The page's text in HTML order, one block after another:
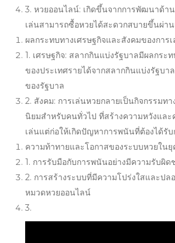
3. หวยออนไลน์: เกิดขึ้นจากการพัฒนาด้า
เล่นสามารถซื้อหวยได้สะดวกสบายขึ้นผ่า
ผลกระทบทางเศรษฐกิจและสังคมของการ
1. เศรษฐกิจ: สลากกินแบ่งรัฐบาลมีผลกระ
ของประเทศรายได้จากสลากกินแบ่งรัฐบา
ของรัฐบาล
2. สังคม: การเล่นหวยกลายเป็นกิจกรรมท
นิยมสำหรับคนทั่วไป ที่สร้างความหวังและ
เล่นแต่ก่อให้เกิดปัญหาการพนันที่ต้องได้รับ
ความท้าทายและโอกาสของระบบหวยในยุ
1. การรับมือกับการพนันอย่างมีความรับผิด
2. การสร้างระบบที่มีความโปร่งใสและปล
หมวดหวยออนไลน์
3.